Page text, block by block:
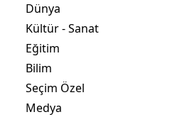
Iğdır
Karabük
Dünya
Kültür - Sanat
Eğitim
Bilim
Seçim Özel
Medya